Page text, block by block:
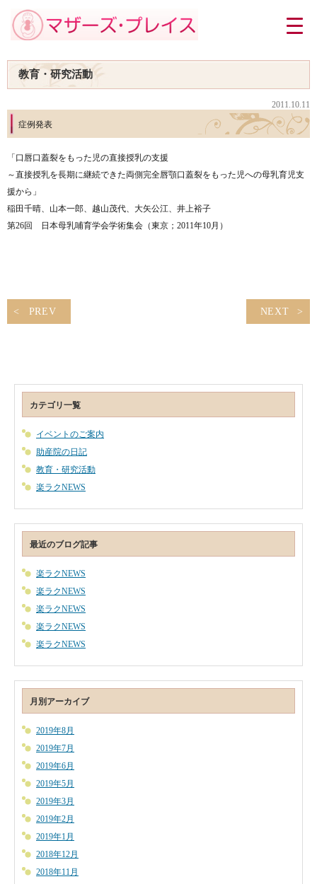
教育・研究活動
2011.10.11
症例発表
「口唇口蓋裂をもった児の直接授乳の支援
～直接授乳を長期に継続できた両側完全唇顎口蓋裂をもった児への母乳育児支
援から」
稲田千晴、山本一郎、越山茂代、大矢公江、井上裕子
第26回 日本母乳哺育学会学術集会（東京；2011年10月）
PREV NEXT
カテゴリ一覧
イベントのご案内
助産院の日記
教育・研究活動
楽ラクNEWS
最近のブログ記事
楽ラクNEWS
楽ラクNEWS
楽ラクNEWS
楽ラクNEWS
楽ラクNEWS
月別アーカイブ
2019年8月
2019年7月
2019年6月
2019年5月
2019年3月
2019年2月
2019年1月
2018年12月
2018年11月